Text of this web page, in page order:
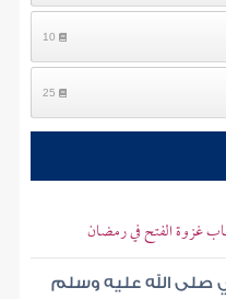
10
25
غزوة الفتح في رمضان
صلى الله عليه وسلم